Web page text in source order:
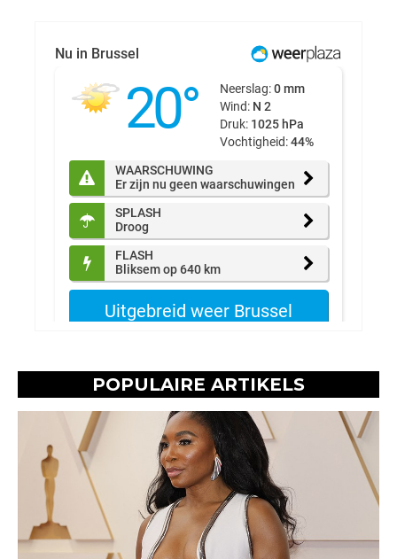
POPULAIRE ARTIKELS